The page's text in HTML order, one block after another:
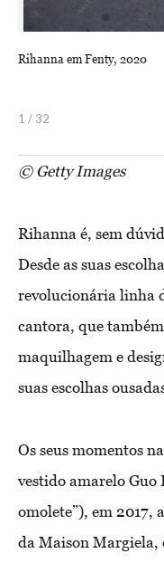
Rihanna em Fenty, 2020
1 / 32
© Getty Images
Rihanna é, sem
Desde as suas
revolucionária linha
cantora, que
maquilhagem e
suas escolhas
Os seus momentos
vestido amarelo Guo
omolete”), em 2017,
da Maison Margiela,